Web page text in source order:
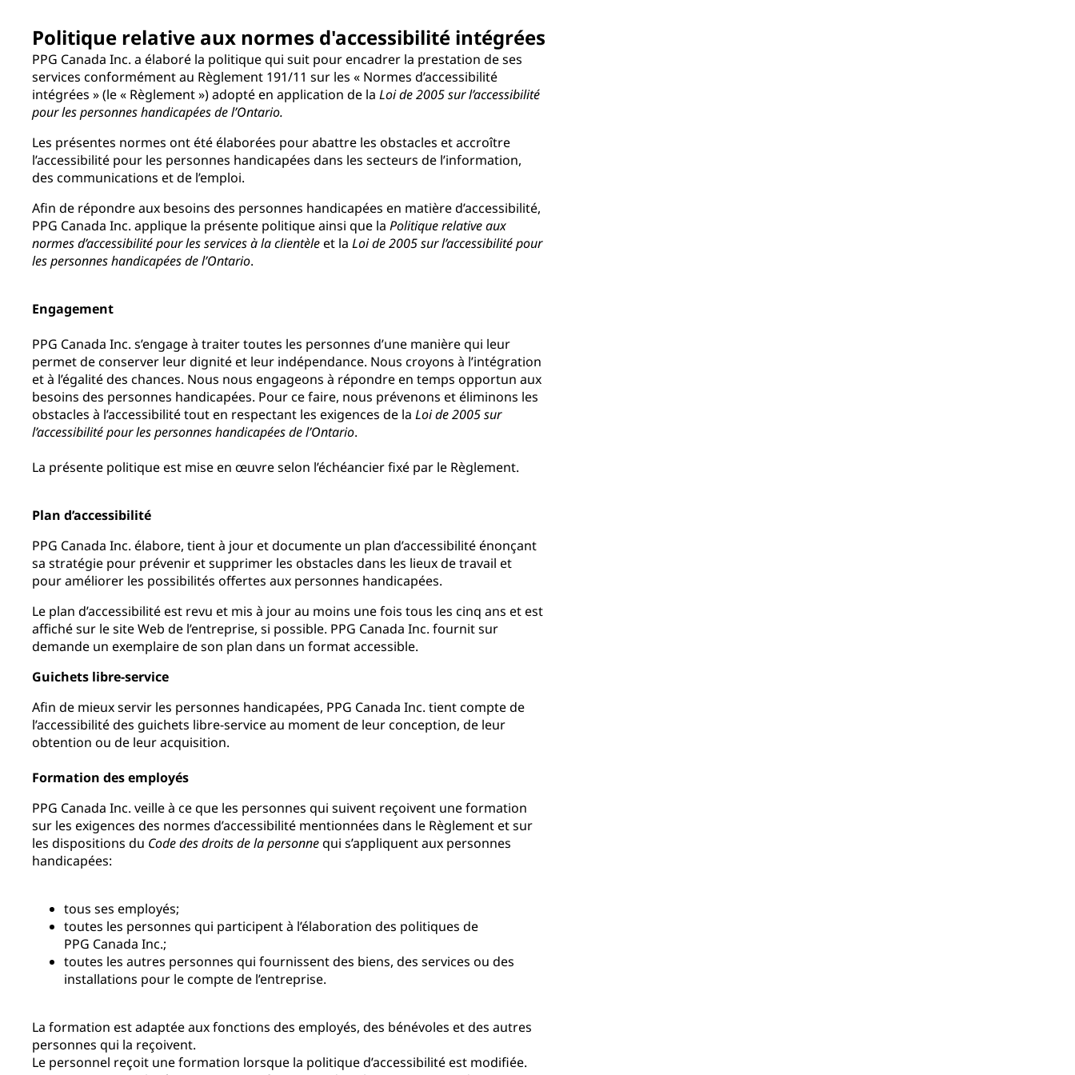
Politique relative aux normes d'accessibilité intégrées
PPG Canada Inc. a élaboré la politique qui suit pour encadrer la prestation de ses
services conformément au Règlement 191/11 sur les « Normes d’accessibilité
intégrées » (le « Règlement ») adopté en application de la Loi de 2005 sur l’accessibilité
pour les personnes handicapées de l’Ontario.
Les présentes normes ont été élaborées pour abattre les obstacles et accroître
l’accessibilité pour les personnes handicapées dans les secteurs de l’information,
des communications et de l’emploi.
Afin de répondre aux besoins des personnes handicapées en matière d’accessibilité,
PPG Canada Inc. applique la présente politique ainsi que la Politique relative aux
normes d’accessibilité pour les services à la clientèleet la Loi de 2005 sur l’accessibilité pour
les personnes handicapées de l’Ontario.
Engagement
PPG Canada Inc. s’engage à traiter toutes les personnes d’une manière qui leur
permet de conserver leur dignité et leur indépendance. Nous croyons à l’intégration
et à l’égalité des chances. Nous nous engageons à répondre en temps opportun aux
besoins des personnes handicapées. Pour ce faire, nous prévenons et éliminons les
obstacles à l’accessibilité tout en respectant les exigences de la Loi de 2005 sur
l’accessibilité pour les personnes handicapées de l’Ontario.
La présente politique est mise en œuvre selon l’échéancier fixé par le Règlement.
Plan d’accessibilité
PPG Canada Inc. élabore, tient à jour et documente un plan d’accessibilité énonçant
sa stratégie pour prévenir et supprimer les obstacles dans les lieux de travail et
pour améliorer les possibilités offertes aux personnes handicapées.
Le plan d’accessibilité est revu et mis à jour au moins une fois tous les cinq ans et est
affiché sur le site Web de l’entreprise, si possible. PPG Canada Inc. fournit sur
demande un exemplaire de son plan dans un format accessible.
Guichets libre-service
Afin de mieux servir les personnes handicapées, PPG Canada Inc. tient compte de
l’accessibilité des guichets libre-service au moment de leur conception, de leur
obtention ou de leur acquisition.
Formation des employés
PPG Canada Inc. veille à ce que les personnes qui suivent reçoivent une formation
sur les exigences des normes d’accessibilité mentionnées dans le Règlement et sur
les dispositions du Code des droits de la personnequi s’appliquent aux personnes
handicapées:
tous ses employés;
toutes les personnes qui participent à l’élaboration des politiques de
PPG Canada Inc.;
toutes les autres personnes qui fournissent des biens, des services ou des
installations pour le compte de l’entreprise.
La formation est adaptée aux fonctions des employés, des bénévoles et des autres
personnes qui la reçoivent.
Le personnel reçoit une formation lorsque la politique d’accessibilité est modifiée.